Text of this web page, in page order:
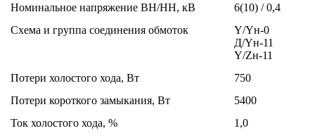
Номинальное напряжение ВН/НН, кВ
6(10) / 0,4
Схема и группа соединения обмоток
Y/Yн-0
Д/Yн-11
Y/Zн-11
Потери холостого хода, Вт
750
Потери короткого замыкания, Вт
5400
Ток холостого хода, %
1,0